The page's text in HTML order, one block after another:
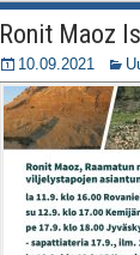
Ronit Maoz
10.09.2021